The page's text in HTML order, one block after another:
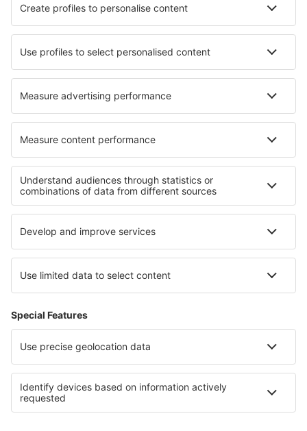
Ryanair
Lufthansa
Despre eSky
Cariere
Termeni şi condiţii
Rezervările mele
Politica de Confidențialitate
Politică cookie
Asistenţă şi contact
Țări
Siteuri internaționale
eSky.eu eSky.com eDestinos.com